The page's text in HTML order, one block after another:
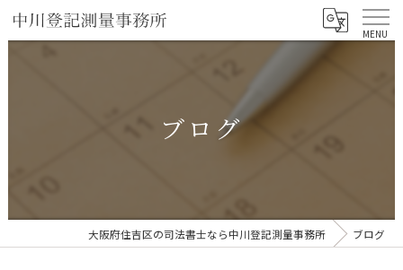
ブログ
大阪府住吉区の司法書士なら中川登記測量事務所 ブログ